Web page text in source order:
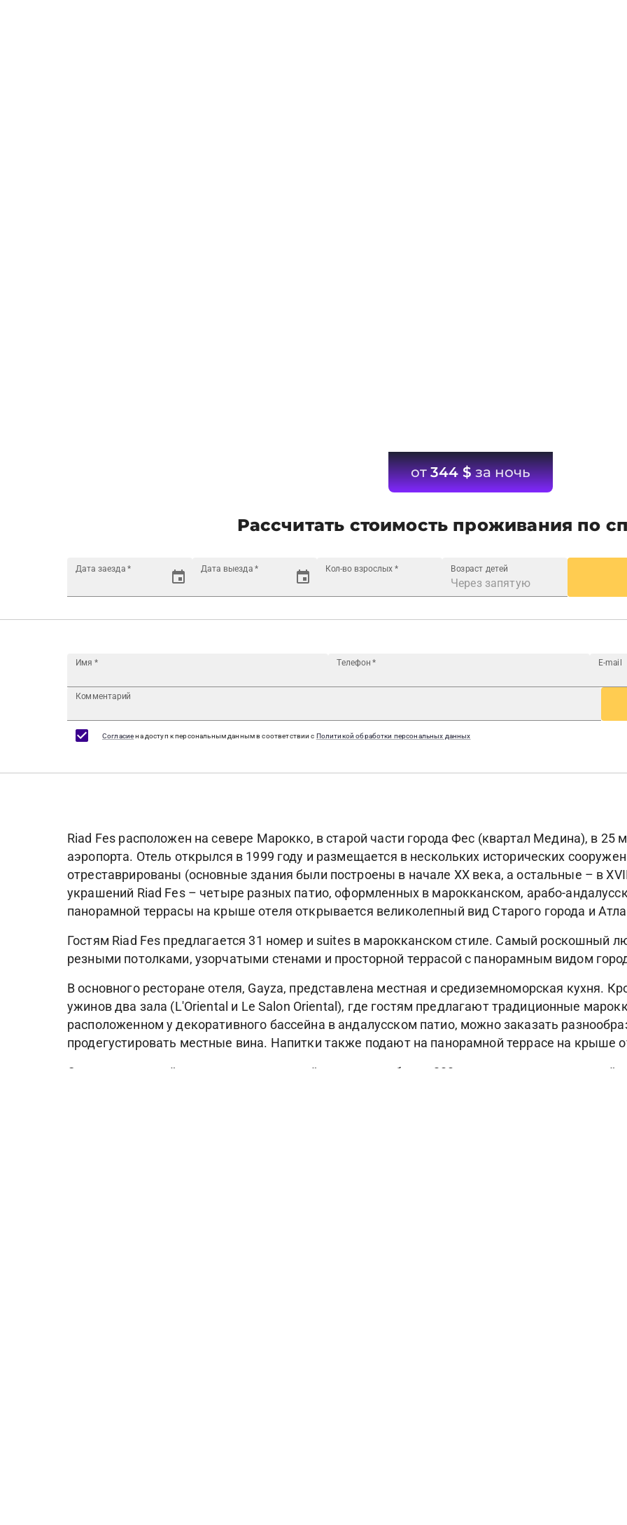
от344 $за ночь
Рассчитать стоимость проживания по
Дата заезда * Дата выезда * Кол-во взрослых * Возраст детей
Имя * Телефон * E-mail
Комментарий
Согласиена доступ к персональным данным в соответствии с Политикой обработки персональных данных
Riad Fes расположен на севере Марокко, в старой части города Фес (квартал Медина), в 25
аэропорта. Отель открылся в 1999 году и размещается в нескольких исторических
отреставрированы (основные здания были построены в начале XX века, а остальные – в
украшений Riad Fes – четыре разных патио, оформленных в марокканском, арабо-
панорамной террасы на крыше отеля открывается великолепный вид Старого города и
Гостям Riad Fes предлагается 31 номер и suites в марокканском стиле. Самый роскошный
резными потолками, узорчатыми стенами и просторной террасой с панорамным видом
В основного ресторане отеля, Gayza, представлена местная и средиземноморская кухня.
ужинов два зала (L'Oriental и Le Salon Oriental), где гостям предлагают традиционные
расположенном у декоративного бассейна в андалусском патио, можно заказать
продегустировать местные вина. Напитки также подают на панорамной террасе на крыше
Оздоровительный центр, расположенный на площади более 200 кв.м, предлагает широкий